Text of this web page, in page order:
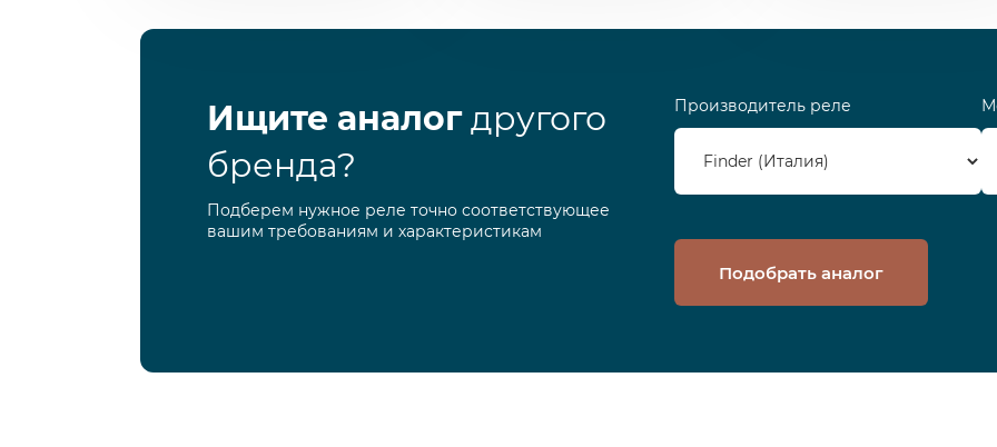
Ищите аналогдругого
бренда?
Подберем нужное реле точно соответствующее
вашим требованиям и характеристикам
Производитель реле
Подобрать аналог